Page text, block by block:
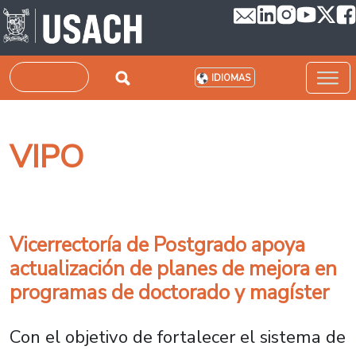
Pasar al contenido principal
Buscar IDIOMAS
VIPO
Vicerrectoría de Postgrado apoya
actualización de planes de mejora en
programas de doctorado y magíster
Con el objetivo de fortalecer el sistema de